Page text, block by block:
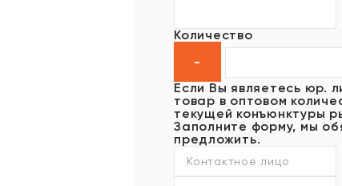
Количество
Если Вы являетесь юр.
товар в оптовом
текущей конъюнктуры
Заполните форму, мы
предложить.